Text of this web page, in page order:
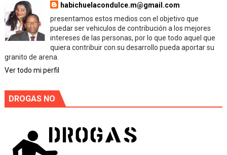
habichuelacondulce.m@gmail.com
presentamos estos medios con el objetivo que
puedar ser vehiculos de contribución a los mejores
intereses de las personas, por lo que todo aquel que
quiera contribuir con su desarrollo pueda aportar su
granito de arena.
Ver todo mi perfil
DROGAS NO